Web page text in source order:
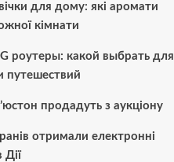
для дому: які аромати
кімнати
роутеры: какой выбрать для
путешествий
продадуть з аукціону
отримали електронні
Дії